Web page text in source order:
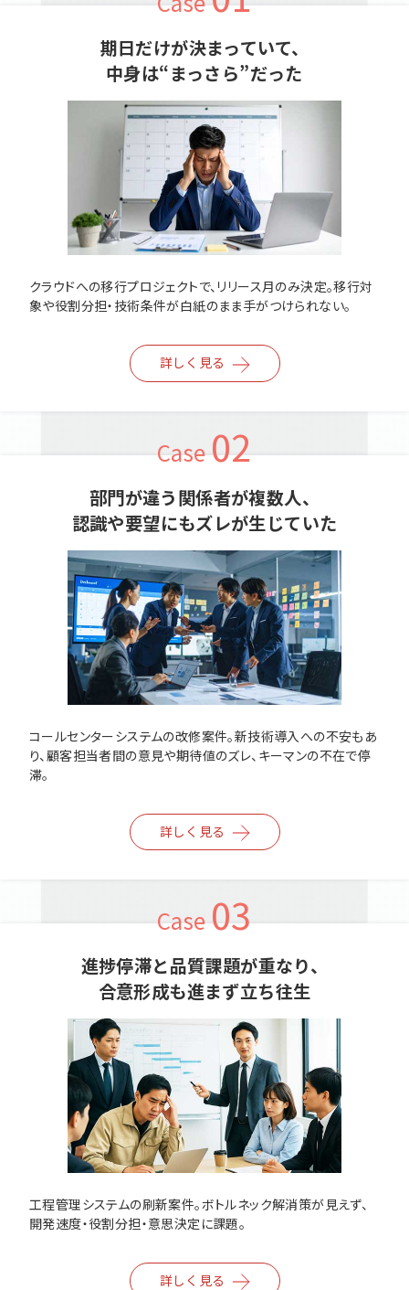
期日だけが決まっていて、
中身は“まっさら”だった
クラウドへの移行プロジェクトで、リリース月のみ決定。移行対
象や役割分担・技術条件が白紙のまま手がつけられない。
詳しく見る
Case02
部門が違う関係者が複数人、
認識や要望にもズレが生じていた
コールセンターシステムの改修案件。新技術導入への不安もあ
り、顧客担当者間の意見や期待値のズレ、キーマンの不在で停
滞。
詳しく見る
Case03
進捗停滞と品質課題が重なり、
合意形成も進まず立ち往生
工程管理システムの刷新案件。ボトルネック解消策が見えず、
開発速度・役割分担・意思決定に課題。
詳しく見る